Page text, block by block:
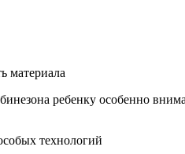
материала
ребенку особенно
технологий